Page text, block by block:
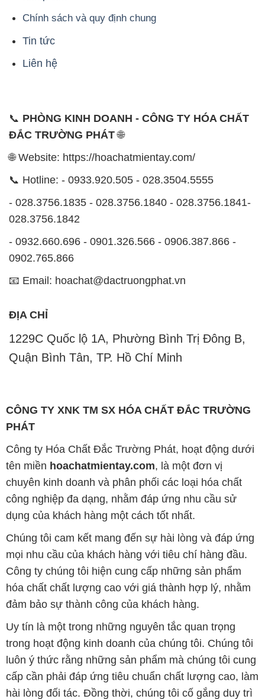
📞
PHÒNG KINH DOANH - CÔNG TY HÓA CHẤT
ĐẮC TRƯỜNG PHÁT
- 028.3756.1835 - 028.3756.1840 - 028.3756.1841-
0902.765.866
📧 Email: hoachat@dactruongphat.vn
ĐỊA CHỈ
1229C Quốc lộ 1A, Phường Bình Trị Đông B,
Quận Bình Tân, TP. Hồ Chí Minh
CÔNG TY XNK TM SX HÓA CHẤT ĐẮC TRƯỜNG
PHÁT
chuyên kinh doanh và phân phối các loại hóa chất
công nghiệp đa dạng, nhằm đáp ứng nhu cầu sử
dụng của khách hàng một cách tốt nhất.
Chúng tôi cam kết mang đến sự hài lòng và đáp ứng
mọi nhu cầu của khách hàng với tiêu chí hàng đầu.
Công ty chúng tôi hiện cung cấp những sản phẩm
hóa chất chất lượng cao với giá thành hợp lý, nhằm
đảm bảo sự thành công của khách hàng.
Uy tín là một trong những nguyên tắc quan trọng
trong hoạt động kinh doanh của chúng tôi. Chúng tôi
luôn ý thức rằng những sản phẩm mà chúng tôi cung
cấp cần phải đáp ứng tiêu chuẩn chất lượng cao, làm
hài lòng đối tác. Đồng thời, chúng tôi cố gắng duy trì
mức giá hợp lý, tạo điều kiện phát triển và sự tồn tại
bền vững trên con đường dài phía trước.
Công ty Hóa Chất Đắc Trường Phát có khả năng đáp
ứng đa dạng các nhu cầu về hóa chất, phục vụ cho